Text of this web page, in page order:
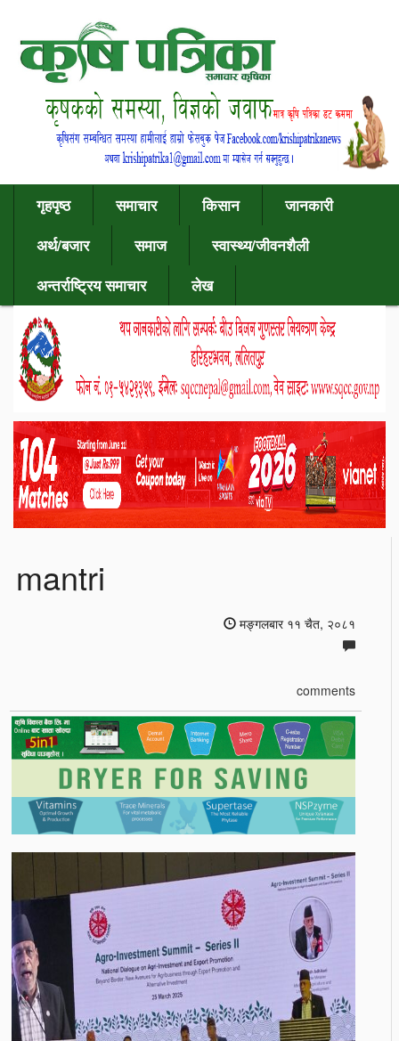
गृहपृष्ठ समाचार किसान
जानकारी
अर्थ/बजार
समाज
स्वास्थ्य/जीवनशैली
अन्तर्राष्ट्रिय समाचार
लेख
mantri
मङ्गलबार ११ चैत, २०८१
comments